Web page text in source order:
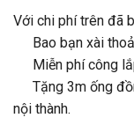
Với chi phí trên đã
Bao bạn xài
Miễn phí công
Tặng 3m ống
nội thành.